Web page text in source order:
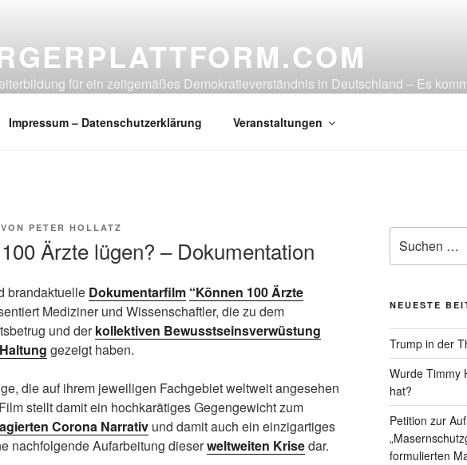
für ein zeitgemäßes Demokratieverständnis in Deutschland – Es
Impressum – Datenschutzerklärung Veranstaltungen
VON PETER HOLLATZ
Ärzte lügen? – Dokumentation
brandaktuelle Dokumentarfilm “Können 100 Ärzte
Mediziner und Wissenschaftler, die zu dem
und derkollektiven Bewusstseinsverwüstung
gezeigt haben.
die auf ihrem jeweiligen Fachgebiet weltweit angesehen
stellt damit ein hochkarätiges Gegengewicht zum
Corona Narrativ und damit auch ein einzigartiges
nachfolgende Aufarbeitung dieserweltweiten Krisedar.
nach:
NEUESTE
Trump in der
Wurde Timmy
hat?
Petition zur
formulierten